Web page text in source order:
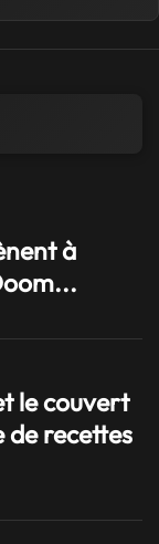
à
le couvert
de recettes